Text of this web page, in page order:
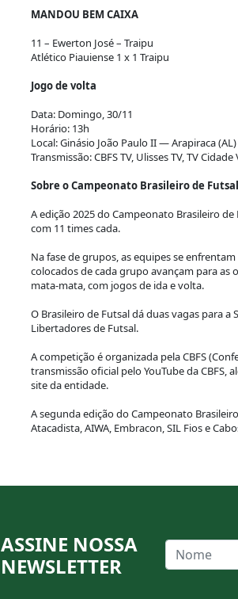
MANDOU BEM CAIXA
11 – Ewerton José – Traipu
Atlético Piauiense 1 x 1 Traipu
Jogo de volta
Data: Domingo, 30/11
Horário: 13h
Local: Ginásio João Paulo II — Arapiraca (AL)
Transmissão: CBFS TV, Ulisses TV, TV
Sobre o Campeonato Brasileiro de
A edição 2025 do Campeonato Brasileiro
com 11 times cada.
Na fase de grupos, as equipes se
colocados de cada grupo avançam para as
mata-mata, com jogos de ida e volta.
O Brasileiro de Futsal dá duas vagas para
Libertadores de Futsal.
A competição é organizada pela CBFS
transmissão oficial pelo YouTube da CBFS,
site da entidade.
A segunda edição do Campeonato
Atacadista, AIWA, Embracon, SIL Fios e
ASSINE NOSSA
NEWSLETTER